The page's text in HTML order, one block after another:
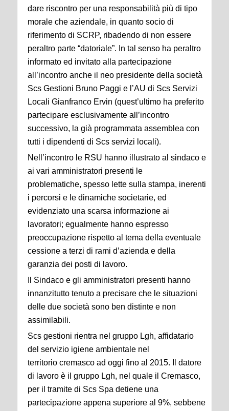
dare riscontro per una responsabilità più di tipo
morale che aziendale, in quanto socio di
riferimento di SCRP, ribadendo di non essere
peraltro parte “datoriale”. In tal senso ha peraltro
informato ed invitato alla partecipazione
all’incontro anche il neo presidente della società
Scs Gestioni Bruno Paggi e l’AU di Scs Servizi
Locali Gianfranco Ervin (quest’ultimo ha preferito
partecipare esclusivamente all’incontro
successivo, la già programmata assemblea con
tutti i dipendenti di Scs servizi locali).
Nell’incontro le RSU hanno illustrato al sindaco e
ai vari amministratori presenti le
problematiche, spesso lette sulla stampa, inerenti
i percorsi e le dinamiche societarie, ed
evidenziato una scarsa informazione ai
lavoratori; egualmente hanno espresso
preoccupazione rispetto al tema della eventuale
cessione a terzi di rami d’azienda e della
garanzia dei posti di lavoro.
Il Sindaco e gli amministratori presenti hanno
innanzitutto tenuto a precisare che le situazioni
delle due società sono ben distinte e non
assimilabili.
Scs gestioni rientra nel gruppo Lgh, affidatario
del servizio igiene ambientale nel
territorio cremasco ad oggi fino al 2015. Il datore
di lavoro è il gruppo Lgh, nel quale il Cremasco,
per il tramite di Scs Spa detiene una
partecipazione appena superiore al 9%, sebbene